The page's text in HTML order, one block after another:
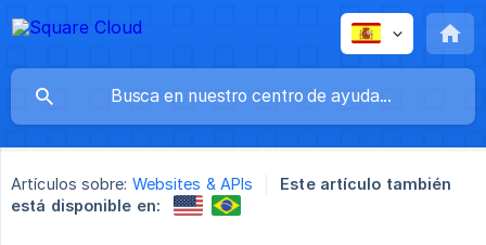
Artículos sobre: Websites & APIs
Este artículo también
está disponible en: